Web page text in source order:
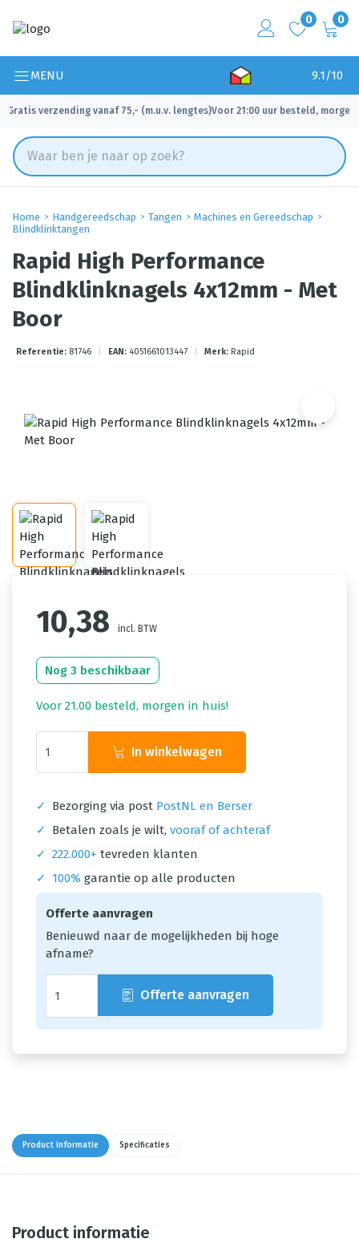
0 0
MENU 9.1/10
Gratis verzending vanaf 75,- (m.u.v. lengtes)
✓ Voor 21:00 uur besteld, morgen
Home Handgereedschap Tangen
Machines en Gereedschap
Blindklinktangen
Rapid High Performance
Blindklinknagels 4x12mm - Met
Boor
Referentie: 81746 EAN: 4051661013447 Merk: Rapid
10,38 incl. BTW
Nog 3 beschikbaar
Voor 21.00 besteld, morgen in huis!
In winkelwagen
✓ Bezorging via post PostNL en Berser
✓
Betalen zoals je wilt, vooraf of achteraf
✓ 222.000+ tevreden klanten
✓
100% garantie op alle producten
Offerte aanvragen
Benieuwd naar de mogelijkheden bij hoge
afname?
Offerte aanvragen
Product informatie Specificaties
Product informatie